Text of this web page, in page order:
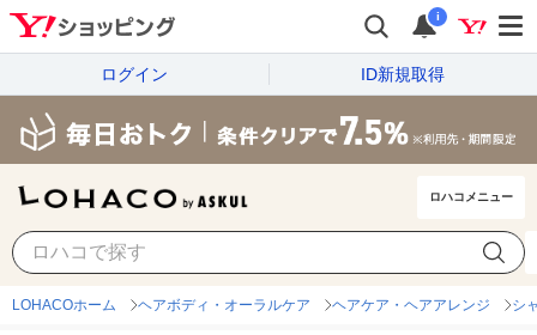
i
ログイン ID新規取得
ロハコメニュー
LOHACOホーム ヘアボディ・オーラルケア ヘアケア・ヘアアレンジ シ